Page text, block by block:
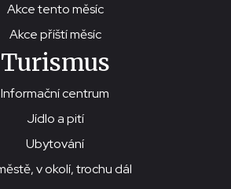
Akce tento měsíc
Akce příští měsíc
Turismus
Informační centrum
Jídlo a pití
Ubytování
v okolí, trochu dál